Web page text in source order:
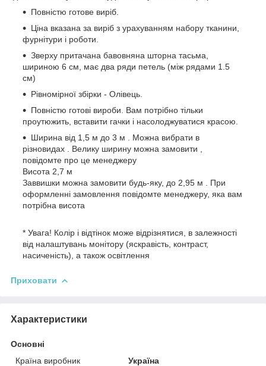
Повністю готове виріб.
Ціна вказана за виріб з урахуванням набору тканини,
фурнітури і роботи.
Зверху притачана бавовняна шторна тасьма,
шириною 6 см, має два ряди петель (між рядами 1.5
см)
Рівномірної збірки - Олівець.
Повністю готові вироби. Вам потрібно тільки
проутюжить, вставити гачки і насолоджуватися красою.
Ширина від 1,5 м до 3 м . Можна вибрати в
різновидах . Велику ширину можна замовити ,
повідомте про це менеджеру
Висота 2,7 м
Заввишки можна замовити будь-яку, до 2,95 м . При
оформленні замовлення повідомте менеджеру, яка вам
потрібна висота
* Увага! Колір і відтінок може відрізнятися, в залежності
від налаштувань монітору (яскравість, контраст,
насиченість), а також освітлення
Приховати
Характеристики
Основні
Країна виробник
Україна